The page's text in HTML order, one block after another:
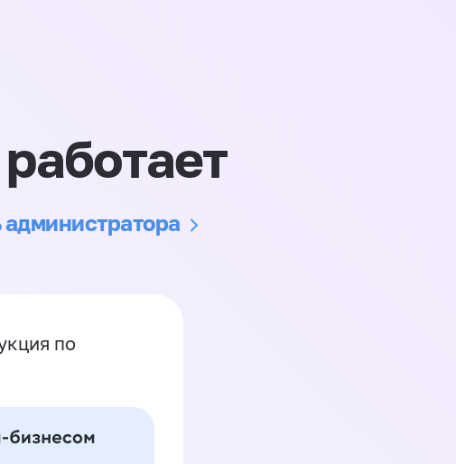
администратора
по